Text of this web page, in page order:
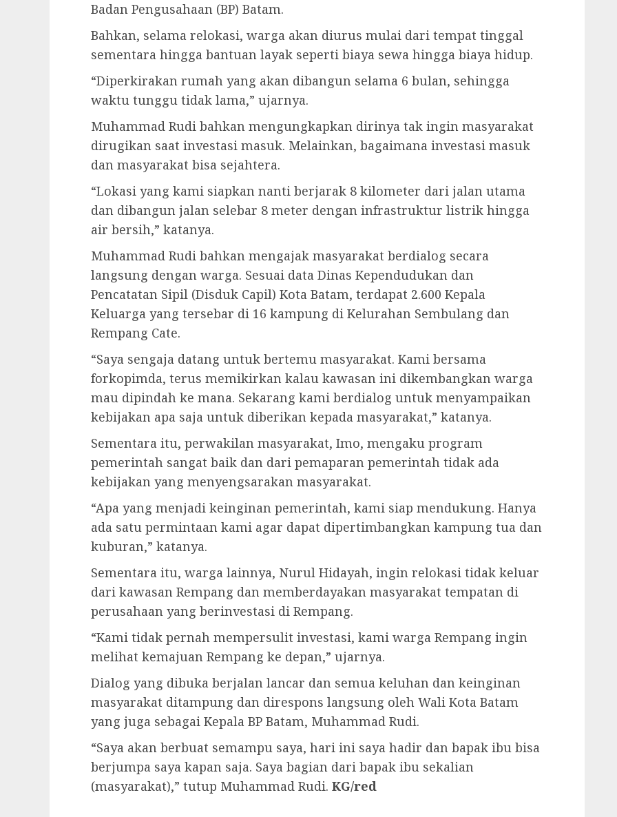
Badan Pengusahaan (BP) Batam.
Bahkan, selama relokasi, warga akan diurus mulai dari tempat tinggal
sementara hingga bantuan layak seperti biaya sewa hingga biaya hidup.
“Diperkirakan rumah yang akan dibangun selama 6 bulan, sehingga
waktu tunggu tidak lama,” ujarnya.
Muhammad Rudi bahkan mengungkapkan dirinya tak ingin masyarakat
dirugikan saat investasi masuk. Melainkan, bagaimana investasi masuk
dan masyarakat bisa sejahtera.
“Lokasi yang kami siapkan nanti berjarak 8 kilometer dari jalan utama
dan dibangun jalan selebar 8 meter dengan infrastruktur listrik hingga
air bersih,” katanya.
Muhammad Rudi bahkan mengajak masyarakat berdialog secara
langsung dengan warga. Sesuai data Dinas Kependudukan dan
Pencatatan Sipil (Disduk Capil) Kota Batam, terdapat 2.600 Kepala
Keluarga yang tersebar di 16 kampung di Kelurahan Sembulang dan
Rempang Cate.
“Saya sengaja datang untuk bertemu masyarakat. Kami bersama
forkopimda, terus memikirkan kalau kawasan ini dikembangkan warga
mau dipindah ke mana. Sekarang kami berdialog untuk menyampaikan
kebijakan apa saja untuk diberikan kepada masyarakat,” katanya.
Sementara itu, perwakilan masyarakat, Imo, mengaku program
pemerintah sangat baik dan dari pemaparan pemerintah tidak ada
kebijakan yang menyengsarakan masyarakat.
“Apa yang menjadi keinginan pemerintah, kami siap mendukung. Hanya
ada satu permintaan kami agar dapat dipertimbangkan kampung tua dan
kuburan,” katanya.
Sementara itu, warga lainnya, Nurul Hidayah, ingin relokasi tidak keluar
dari kawasan Rempang dan memberdayakan masyarakat tempatan di
perusahaan yang berinvestasi di Rempang.
“Kami tidak pernah mempersulit investasi, kami warga Rempang ingin
melihat kemajuan Rempang ke depan,” ujarnya.
Dialog yang dibuka berjalan lancar dan semua keluhan dan keinginan
masyarakat ditampung dan direspons langsung oleh Wali Kota Batam
yang juga sebagai Kepala BP Batam, Muhammad Rudi.
“Saya akan berbuat semampu saya, hari ini saya hadir dan bapak ibu bisa
berjumpa saya kapan saja. Saya bagian dari bapak ibu sekalian
(masyarakat),” tutup Muhammad Rudi. KG/red